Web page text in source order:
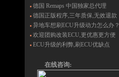
德国 Remaps 中国独家总代理
德国正版程序,三年质保,无效退款
异地车想刷ECU升级动力怎么办？
欢迎团购改装ECU,更优惠更方便
ECU升级的利弊,刷ECU优缺点
在线咨询: